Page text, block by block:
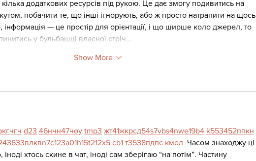
додаткових ресурсів під рукою. Це дає змогу подивитись на
побачити те, що інші ігнорують, або ж просто натрапити на
— це простір для орієнтації, і що ширше коло джерел, то
у бульбашці власної стріч…
Show More
кгчгч d23 46нчн47чоу tmp3 жт41жкрсд54s7vbs4nwe19b4 k553452ппкн
3633влквn7c123a01h15t212x5 cb1 т3538пдпс кмол
  Часом знаходжу ці
хтось скине в чат, іноді сам зберігаю “на потім”. Частину